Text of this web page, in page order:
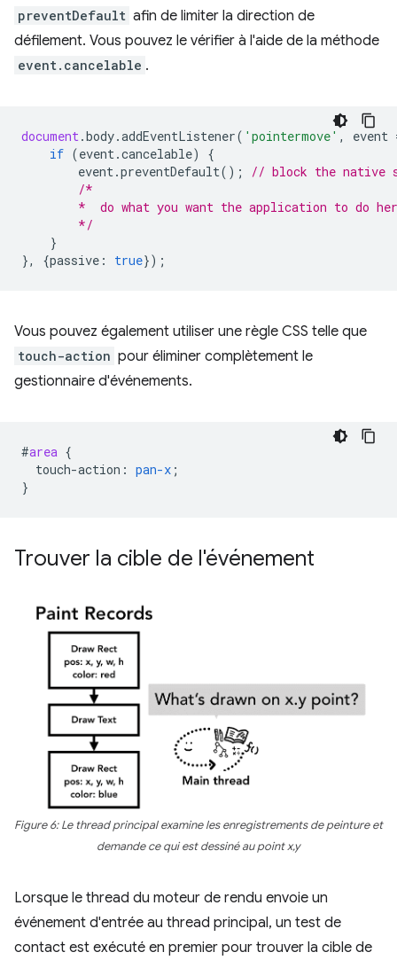
preventDefault afin de limiter la direction de
défilement. Vous pouvez le vérifier à l'aide de la méthode
event.cancelable .
document.body.addEventListener( 'pointermove' , event
if (event.cancelable)
{
event.preventDefault();
// block the native
/*
*  do what you want the application to do
        */
}
},
{passive : true});
Vous pouvez également utiliser une règle CSS telle que
touch-action pour éliminer complètement le
gestionnaire d'événements.
#area {
touch-action : pan-x ;
}
Trouver la cible de l'événement
Figure 6: Le thread principal examine les enregistrements de peinture et
demande ce qui est dessiné au point x,y
Lorsque le thread du moteur de rendu envoie un
événement d'entrée au thread principal, un test de
contact est exécuté en premier pour trouver la cible de